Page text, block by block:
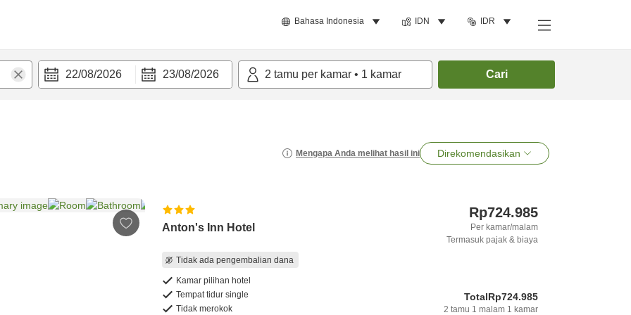
Bahasa Indonesia IDN IDR
22/08/2026 23/08/2026 2 tamu per kamar • 1 kamar Cari
Mengapa Anda melihat hasil ini Direkomendasikan
Anton's Inn Hotel
Tidak ada pengembalian dana
Kamar pilihan hotel
Tempat tidur single
Tidak merokok
Rp724.985
Per kamar/malam
Termasuk pajak & biaya
TotalRp724.985
2 tamu 1 malam 1 kamar